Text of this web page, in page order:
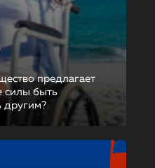
предлагает
силы быть
другим?